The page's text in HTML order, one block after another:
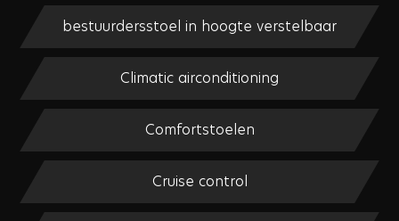
bestuurdersstoel in hoogte verstelbaar
Climatic airconditioning
Comfortstoelen
Cruise control